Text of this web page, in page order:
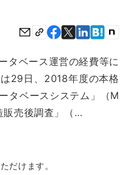
タベース運営の経費等に
29日、2018年度の本格
タベースシステム」（M
販売後調査」（…
だけます。